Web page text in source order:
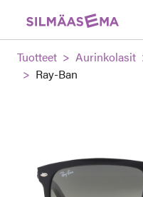
Tuotteet Aurinkolasit
Ray-Ban